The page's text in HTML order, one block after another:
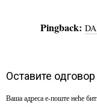
Pingback:
Оставите одговор
Ваша адреса е-поште неће